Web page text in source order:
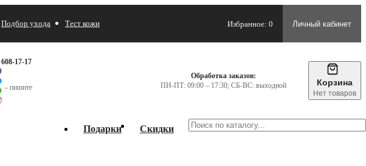
Подбор ухода Тест кожи Избранное: 0 Личный кабинет
608-17-17
– пишите
Обработка заказов:
ПН-ПТ: 09:00 – 17:30; СБ-ВС: выходной
Корзина
Нет товаров
Подарки Скидки